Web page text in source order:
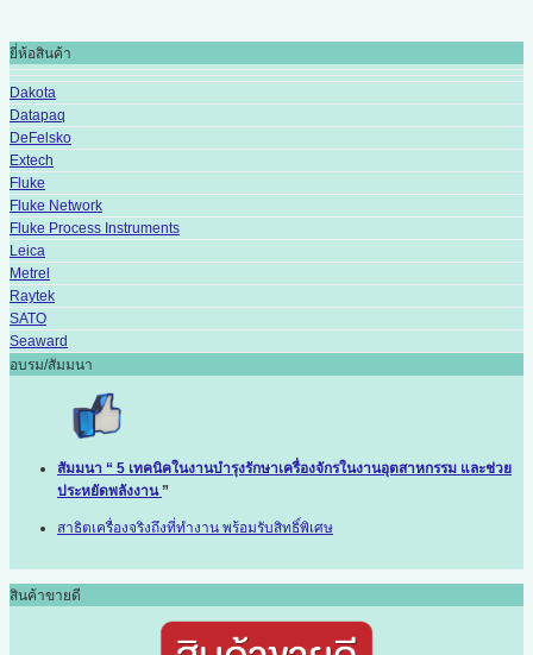
ยี่ห้อสินค้า
Dakota
Datapaq
DeFelsko
Extech
Fluke
Fluke Network
Fluke Process Instruments
Leica
Metrel
Raytek
SATO
Seaward
อบรม/สัมมนา
สัมมนา “ 5 เทคนิคในงานบำรุงรักษาเครื่องจักรในงานอุตสาหกรรม และช่วย
ประหยัดพลังงาน ”
สาธิตเครื่องจริงถึงที่ทำงาน พร้อมรับสิทธิ์พิเศษ
สินค้าขายดี